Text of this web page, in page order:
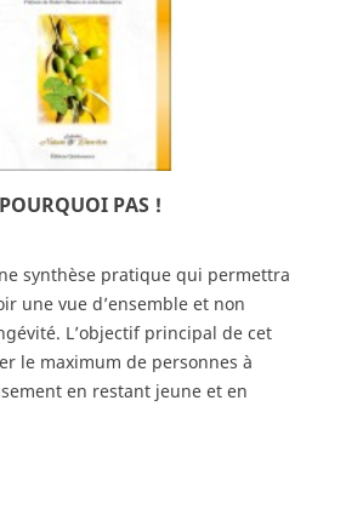
PAS !
synthèse pratique qui permettra
une vue d’ensemble et non
L’objectif principal de cet
le maximum de personnes à
en restant jeune et en